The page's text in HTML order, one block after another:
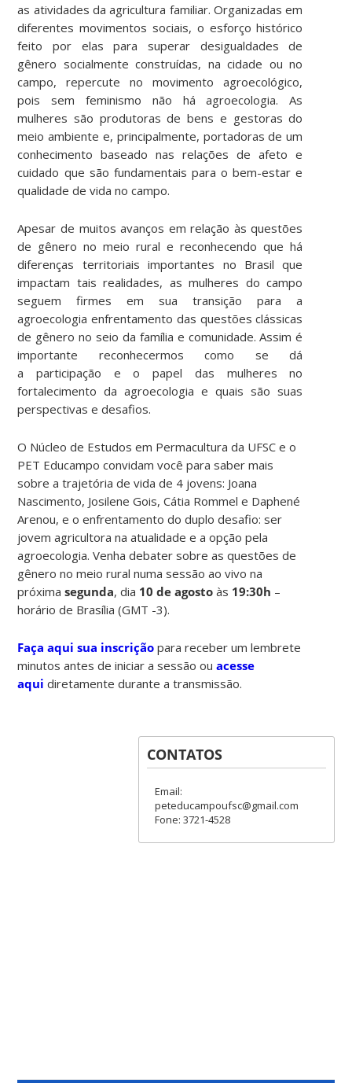
as atividades da agricultura familiar. Organizadas em
diferentes movimentos sociais, o esforço histórico
feito por elas para superar desigualdades de
gênero socialmente construídas, na cidade ou no
campo, repercute no movimento agroecológico,
pois sem feminismo não há agroecologia. As
mulheres são produtoras de bens e gestoras do
meio ambiente e, principalmente, portadoras de um
conhecimento baseado nas relações de afeto e
cuidado que são fundamentais para o bem-estar e
qualidade de vida no campo.
Apesar de muitos avanços em relação às questões
de gênero no meio rural e reconhecendo que há
diferenças territoriais importantes no Brasil que
impactam tais realidades, as mulheres do campo
seguem firmes em sua transição para a
agroecologia enfrentamento das questões clássicas
de gênero no seio da família e comunidade. Assim é
importante reconhecermos como se dá
a participação e o papel das mulheres no
fortalecimento da agroecologia e quais são suas
perspectivas e desafios.
O Núcleo de Estudos em Permacultura da UFSC e o
PET Educampo convidam você para saber mais
sobre a trajetória de vida de 4 jovens: Joana
Nascimento, Josilene Gois, Cátia Rommel e Daphené
Arenou, e o enfrentamento do duplo desafio: ser
jovem agricultora na atualidade e a opção pela
agroecologia. Venha debater sobre as questões de
gênero no meio rural numa sessão ao vivo na
próximasegunda, dia 10 de agosto às 19:30h –
horário de Brasília (GMT -3).
Faça aqui sua inscrição para receber um lembrete
minutos antes de iniciar a sessão ouacesse
aqui diretamente durante a transmissão.
CONTATOS
Email:
peteducampoufsc@gmail.com
Fone: 3721-4528